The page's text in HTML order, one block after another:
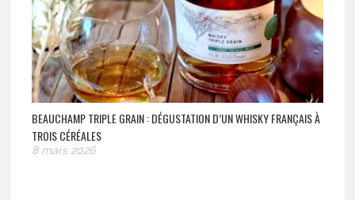
BEAUCHAMP TRIPLE GRAIN : DÉGUSTATION D’UN WHISKY FRANÇAIS À
TROIS CÉRÉALES
8 mars 2026